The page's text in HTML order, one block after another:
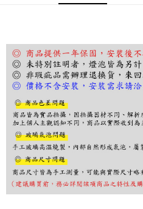
３．安心：先確認商品／服務後，再付
結帳頁面，進行簡訊認證並確認金額後
２．訂單成立數日內，您將收到繳費通
３．收到繳費通知簡訊後14天內，點擊
ATM／網路銀行／等多元方式進行付款
購買商品的店家。未經商家同意取消之
後付繳納相關費用。
※ 交易是否成功請以「AFTEE先享後付
是否繳費成功／繳費後需取消欲退款等
客戶支援中心」 https://
【注意事項】
１．透過由恩沛科技股份有限公司提供
易，需依本服務之必要範圍內提供個人